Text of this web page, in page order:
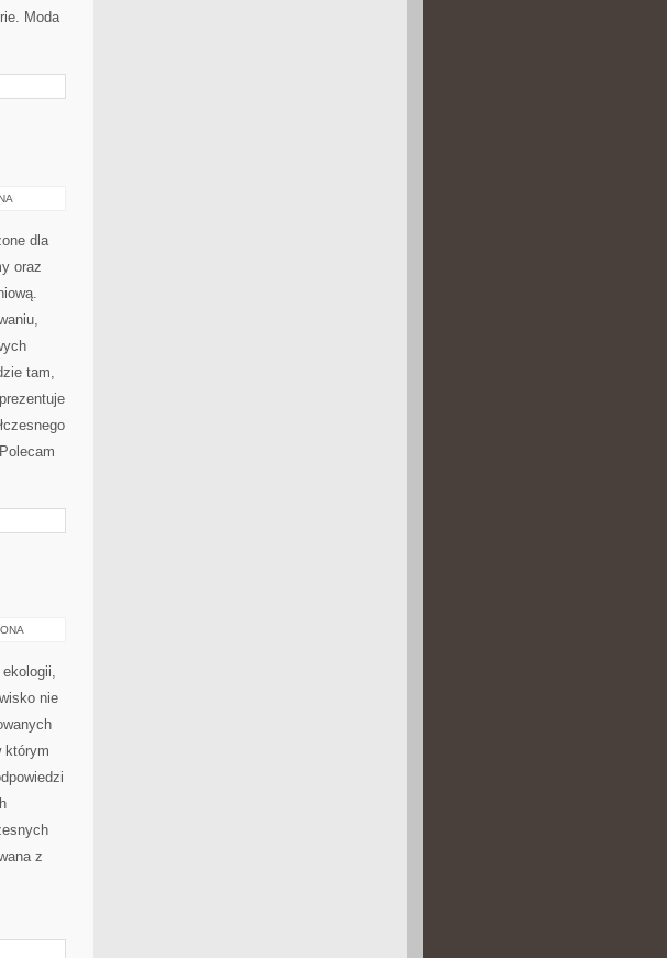
Moda
dla
oraz
tam,
nie
którym
z